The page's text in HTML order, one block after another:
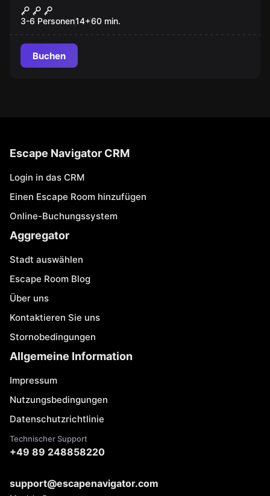
Achtung Badeschluss
3-6 Personen14+60 min.
Buchen
Escape Navigator CRM
Login in das CRM
Einen Escape Room hinzufügen
Online-Buchungssystem
Aggregator
Stadt auswählen
Escape Room Blog
Über uns
Kontaktieren Sie uns
Stornobedingungen
Allgemeine Information
Impressum
Nutzungsbedingungen
Datenschutzrichtlinie
Technischer Support
+49 89 248858220
support@escapenavigator.com